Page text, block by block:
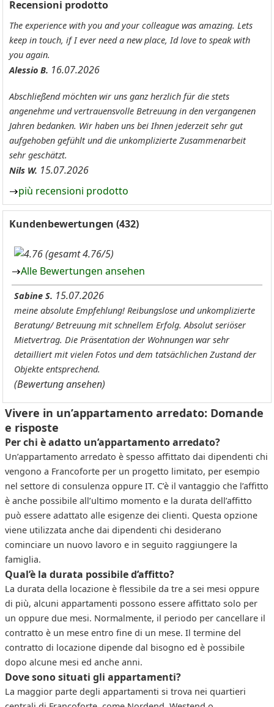
Recensioni prodotto
The experience with you and your colleague was amazing. Lets
keep in touch, if I ever need a new place, Id love to speak with
you again.
Alessio B. 16.07.2026
Abschließend möchten wir uns ganz herzlich für die stets
angenehme und vertrauensvolle Betreuung in den vergangenen
Jahren bedanken. Wir haben uns bei Ihnen jederzeit sehr gut
aufgehoben gefühlt und die unkomplizierte Zusammenarbeit
sehr geschätzt.
Nils W. 15.07.2026
più recensioni prodotto
Kundenbewertungen (432)
(gesamt 4.76/5)
Alle Bewertungen ansehen
Sabine S. 15.07.2026
meine absolute Empfehlung! Reibungslose und unkomplizierte
Beratung/ Betreuung mit schnellem Erfolg. Absolut seriöser
Mietvertrag. Die Präsentation der Wohnungen war sehr
detailliert mit vielen Fotos und dem tatsächlichen Zustand der
Objekte entsprechend.
(Bewertung ansehen)
Vivere in un’appartamento arredato: Domande
e risposte
Per chi è adatto un’appartamento arredato?
Un’appartamento arredato è spesso affittato dai dipendenti chi
vengono a Francoforte per un progetto limitato, per esempio
nel settore di consulenza oppure IT. C’è il vantaggio che l’affitto
è anche possibile all’ultimo momento e la durata dell’affitto
può essere adattato alle esigenze dei clienti. Questa opzione
viene utilizzata anche dai dipendenti chi desiderano
cominciare un nuovo lavoro e in seguito raggiungere la
famiglia.
Qual’è la durata possibile d’affitto?
La durata della locazione è flessibile da tre a sei mesi oppure
di più, alcuni appartamenti possono essere affittato solo per
un oppure due mesi. Normalmente, il periodo per cancellare il
contratto è un mese entro fine di un mese. Il termine del
contratto di locazione dipende dal bisogno ed è possibile
dopo alcune mesi ed anche anni.
Dove sono situati gli appartamenti?
La maggior parte degli appartamenti si trova nei quartieri